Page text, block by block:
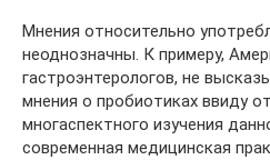
Мнения относительно
неоднозначны. К примеру,
гастроэнтерологов, не
мнения о пробиотиках ввиду
многаспектного изучения
современная медицинская